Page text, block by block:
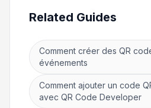
Related Guides
Comment créer des QR
événements
Comment ajouter un code
avec QR Code Developer